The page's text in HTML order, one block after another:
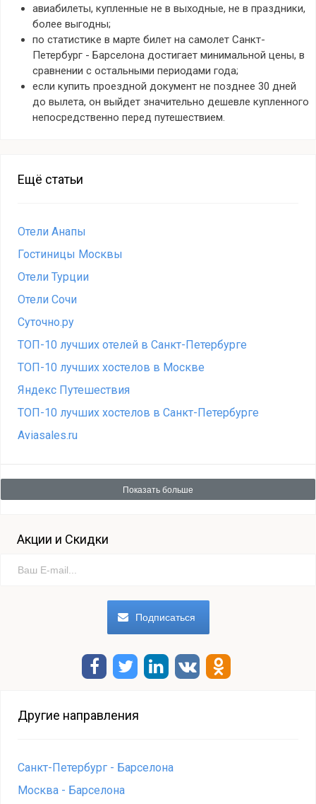
авиабилеты, купленные не в выходные, не в праздники,
более выгодны;
по статистике в марте билет на самолет Санкт-
Петербург - Барселона достигает минимальной цены, в
сравнении с остальными периодами года;
если купить проездной документ не позднее 30 дней
до вылета, он выйдет значительно дешевле купленного
непосредственно перед путешествием.
Ещё статьи
Отели Анапы
Гостиницы Москвы
Отели Турции
Отели Сочи
Суточно.ру
ТОП-10 лучших отелей в Санкт-Петербурге
ТОП-10 лучших хостелов в Москве
Яндекс Путешествия
ТОП-10 лучших хостелов в Санкт-Петербурге
Aviasales.ru
Показать больше
Акции и Скидки
Другие направления
Санкт-Петербург - Барселона
Москва - Барселона